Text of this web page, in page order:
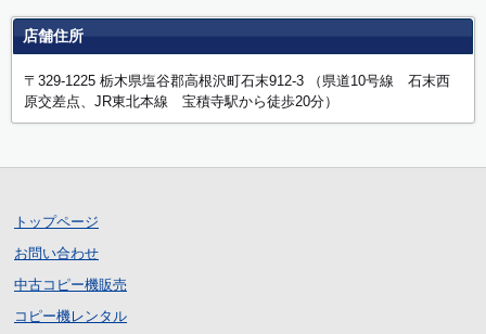
店舗住所
〒329-1225 栃木県塩谷郡高根沢町石末912-3 （県道10号線 石末西
原交差点、JR東北本線 宝積寺駅から徒歩20分）
トップページ
お問い合わせ
中古コピー機販売
コピー機レンタル